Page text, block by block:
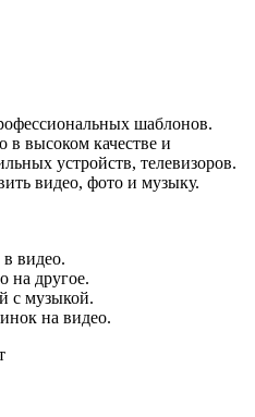
шаблонов.
в высоком качестве и
устройств, телевизоров.
видео, фото и музыку.
видео.
на другое.
с музыкой.
на видео.